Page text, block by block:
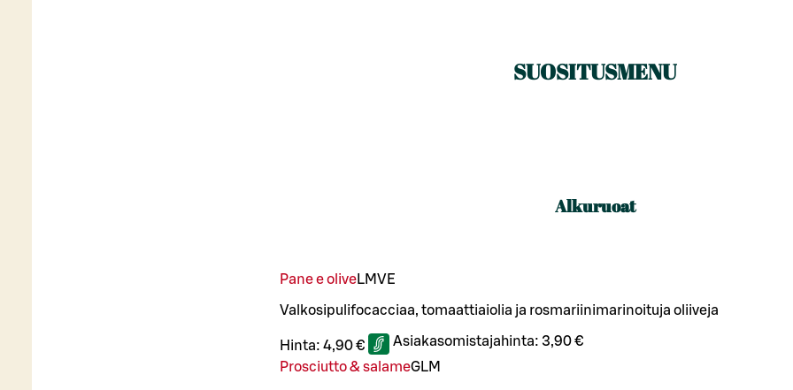
SUOSITUSMENU
Alkuruoat
Pane e oliveLMVE
Valkosipulifocacciaa, tomaattiaiolia ja rosmariinimarinoituja oliiveja
Hinta: 4,90 € Asiakasomistajahinta: 3,90 €
Prosciutto & salameGLM